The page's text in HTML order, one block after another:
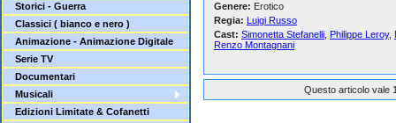
Storici - Guerra
Classici ( bianco e nero )
Animazione - Animazione Digitale
Serie TV
Documentari
Musicali
Edizioni Limitate & Cofanetti
Genere: Erotico
Regia: Luigi Russo
Cast: Simonetta Stefanelli Philippe Leroy,
Renzo Montagnani
Questo articolo vale